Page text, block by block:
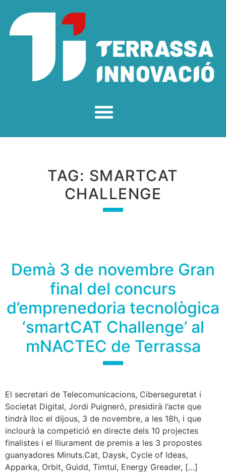
TAG: SMARTCAT
CHALLENGE
Demà 3 de novembre Gran
final del concurs
d’emprenedoria tecnològica
‘smartCAT Challenge’ al
mNACTEC de Terrassa
El secretari de Telecomunicacions, Ciberseguretat i
Societat Digital, Jordi Puigneró, presidirà l’acte que
tindrà lloc el dijous, 3 de novembre, a les 18h, i que
inclourà la competició en directe dels 10 projectes
finalistes i el lliurament de premis a les 3 propostes
guanyadores Minuts.Cat, Daysk, Cycle of Ideas,
Apparka, Orbit, Guidd, Timtul, Energy Greader, […]